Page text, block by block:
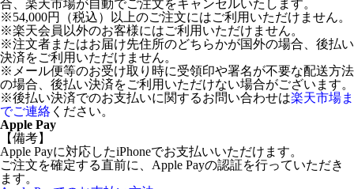
合、楽天市場が自動でご注文をキャンセルいたします。
※54,000円（税込）以上のご注文にはご利用いただけません。
※楽天会員以外のお客様にはご利用いただけません。
※注文者またはお届け先住所のどちらかが国外の場合、後払い
決済をご利用いただけません。
※メール便等のお受け取り時に受領印や署名が不要な配送方法
の場合、後払い決済をご利用いただけない場合がございます。
※後払い決済でのお支払いに関するお問い合わせは楽天市場ま
でご連絡 ください。
Apple Pay
【備考】
Apple Payに対応したiPhoneでお支払いいただけます。
ご注文を確定する直前に、Apple Payの認証を行っていただき
ます。